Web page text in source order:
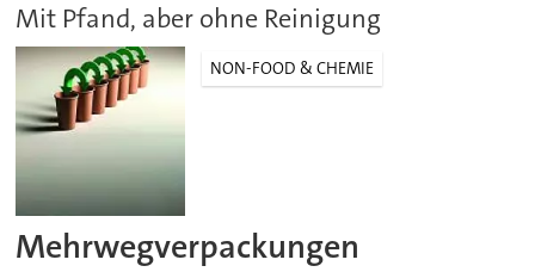
Mit Pfand, aber ohne Reinigung
NON-FOOD & CHEMIE
Mehrwegverpackungen